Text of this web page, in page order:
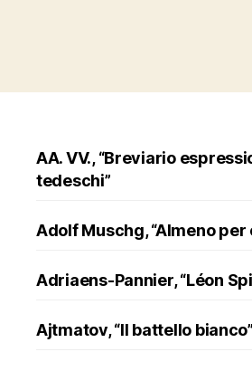
AA. VV., “Breviario
tedeschi”
Adolf Muschg, “Almeno per
Adriaens-Pannier, “Léon
Ajtmatov, “Il battello bianco”